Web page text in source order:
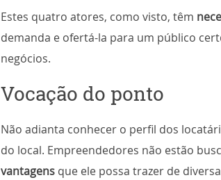
Estes quatro atores, como visto, têm
demanda e ofertá-la para um público
negócios.
Vocação do ponto
Não adianta conhecer o perfil dos
do local. Empreendedores não estão
vantagens que ele possa trazer de